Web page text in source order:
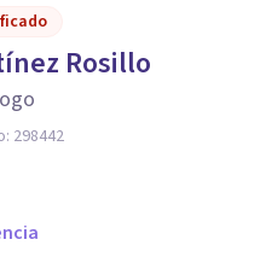
Rosillo
298442